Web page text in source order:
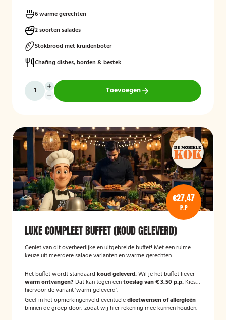
gevarieerde keuze zonder dierlijke producten en sluit aan bij gasten
die bewust of veganistisch eten.
6 warme gerechten
2 soorten salades
Stokbrood met kruidenboter
Chafing dishes, borden & bestek
Toevoegen
€27,47
P.P
LUXE COMPLEET BUFFET (KOUD GELEVERD)
Geniet van dit overheerlijke en uitgebreide buffet! Met een ruime
keuze uit meerdere salade varianten en warme gerechten.
Het buffet wordt standaard koud geleverd.Wil je het buffet liever
warm ontvangen? Dat kan tegen eentoeslag van € 3,50 p.p. Kies
hiervoor de variant 'warm geleverd'.
Geef in het opmerkingenveld eventueledieetwensen of allergieën
binnen de groep door, zodat wij hier rekening mee kunnen houden.